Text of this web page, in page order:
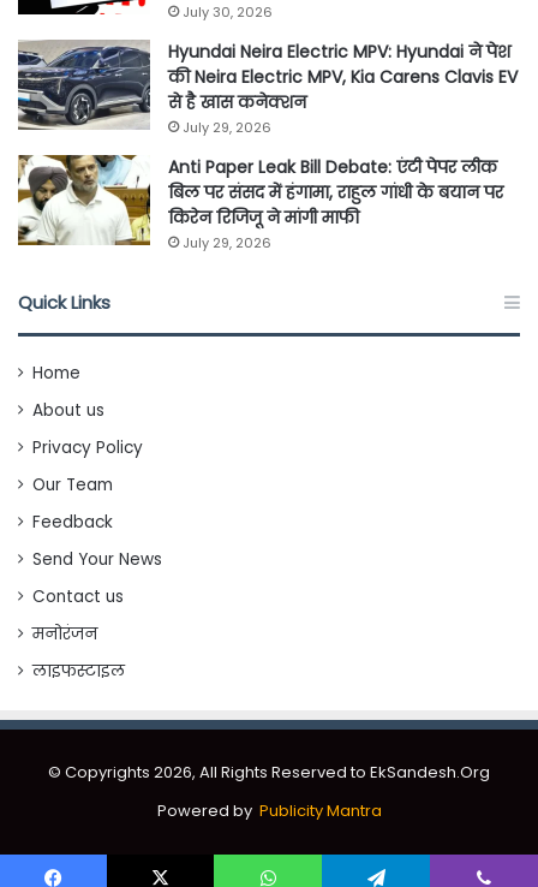
July 30, 2026
Hyundai Neira Electric MPV: Hyundai ने पेश
की Neira Electric MPV, Kia Carens Clavis EV
से है खास कनेक्शन
July 29, 2026
Anti Paper Leak Bill Debate: एंटी पेपर लीक
बिल पर संसद में हंगामा, राहुल गांधी के बयान पर
किरेन रिजिजू ने मांगी माफी
July 29, 2026
Quick Links
Home
About us
Privacy Policy
Our Team
Feedback
Send Your News
Contact us
मनोरंजन
लाइफस्टाइल
© Copyrights 2026, All Rights Reserved to EkSandesh.Org
Powered by Publicity Mantra